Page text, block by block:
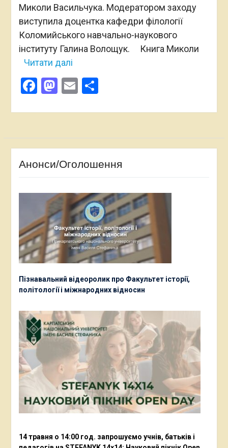
Миколи Васильчука. Модератором заходу
виступила доцентка кафедри філології
Коломийського навчально-наукового
інституту Галина Волощук. Книга Миколи
Читати далі
Facebook
Mastodon
EmailПоділитися
Анонси/Оголошення
Пізнавальний відеоролик про Факультет історії,
політології і міжнародних відносин
14 травня о 14:00 год. запрошуємо учнів, батьків і